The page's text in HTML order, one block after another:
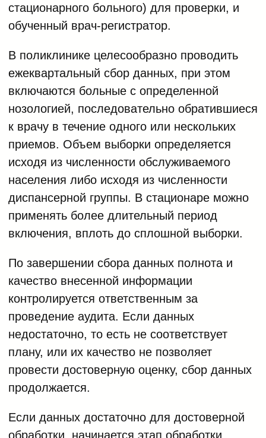
стационарного больного) для проверки, и
обученный врач-регистратор.
В поликлинике целесообразно проводить
ежеквартальный сбор данных, при этом
включаются больные с определенной
нозологией, последовательно обратившиеся
к врачу в течение одного или нескольких
приемов. Объем выборки определяется
исходя из численности обслуживаемого
населения либо исходя из численности
диспансерной группы. В стационаре можно
применять более длительный период
включения, вплоть до сплошной выборки.
По завершении сбора данных полнота и
качество внесенной информации
контролируется ответственным за
проведение аудита. Если данных
недостаточно, то есть не соответствует
плану, или их качество не позволяет
провести достоверную оценку, сбор данных
продолжается.
Если данных достаточно для достоверной
обработки, начинается этап обработки